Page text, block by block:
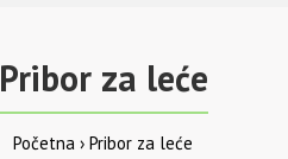
Pribor za leće
Početna Pribor za leće